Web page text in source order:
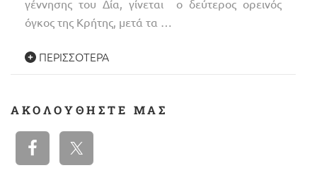
γέννησης του Δία, γίνεται ο δεύτερος ορεινός
όγκος της Κρήτης, μετά τα …
ΠΕΡΙΣΣΌΤΕΡΑ
ΑΚΟΛΟΥΘΉΣΤΕ ΜΑΣ